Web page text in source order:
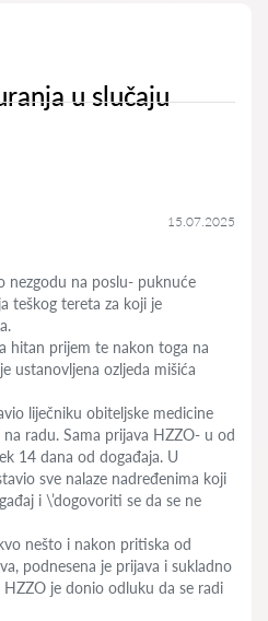
u slučaju
15.07.2025
nezgodu na poslu- puknuće
teškog tereta za koji je
hitan prijem te nakon toga na
ustanovljena ozljeda mišića
liječniku obiteljske medicine
radu. Sama prijava HZZO- u od
14 dana od događaja. U
sve nalaze nadređenima koji
i \’dogovoriti se da se ne
nešto i nakon pritiska od
podnesena je prijava i sukladno
je donio odluku da se radi